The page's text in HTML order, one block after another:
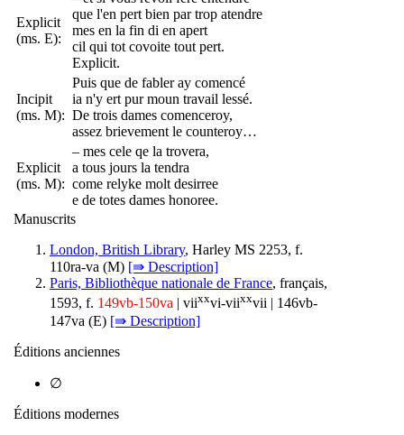
Explicit
(ms. E):
que l'en pert bien par trop atendre
mes en la fin di en apert
cil qui tot covoite tout pert.
Explicit.
Incipit
(ms. M):
Puis que de fabler ay comencé
ia n'y ert pur moun travail lessé.
De trois dames comenceroy,
assez brievement le counteroy…
Explicit
(ms. M):
– mes cele qe la trovera,
a tous jours la tendra
come relyke molt desirree
e de totes dames honoree.
Manuscrits
London, British Library, Harley MS 2253, f.
110ra-va (M) [⇛ Description]
Paris, Bibliothèque nationale de France, français,
1593, f. 149vb-150va | viixxvi-viixxvii | 146vb-
147va (E) [⇛ Description]
Éditions anciennes
∅
Éditions modernes